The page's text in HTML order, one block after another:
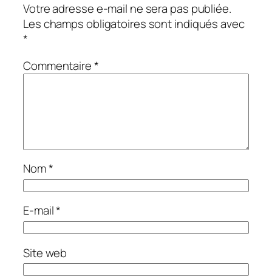
Votre adresse e-mail ne sera pas publiée.
Les champs obligatoires sont indiqués avec
*
Commentaire*
Nom*
E-mail*
Site web